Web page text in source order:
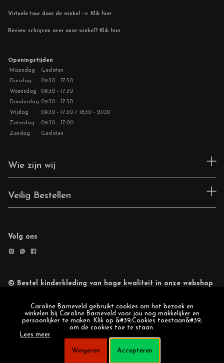
Virtuele tour door de winkel --> Klik hier
Review schrijven over onze winkel? Klik hier
Openingstijden
Maandag
Gesloten
Dinsdag
09:30 - 17:30
Woensdag
09:30 - 17:30
Donderdag 09:30 - 17:30
Vrijdag
09:30 - 17:30 / 18:30 - 21:00
Zaterdag
09:30 - 17:00
Zondag
Gesloten
Wie zijn wij
Veilig Bestellen
Volg ons
© Bestel kinderkleding van hoge kwaliteit in onze webshop
Caroline Barneveld gebruikt cookies om het bezoek en
winkelen bij Caroline Barneveld voor jou nog makkelijker en
persoonlijker te maken. Klik op &#39;Cookies toestaan&#39;
om de cookies toe te staan.
Lees meer
Weigeren Accepteren